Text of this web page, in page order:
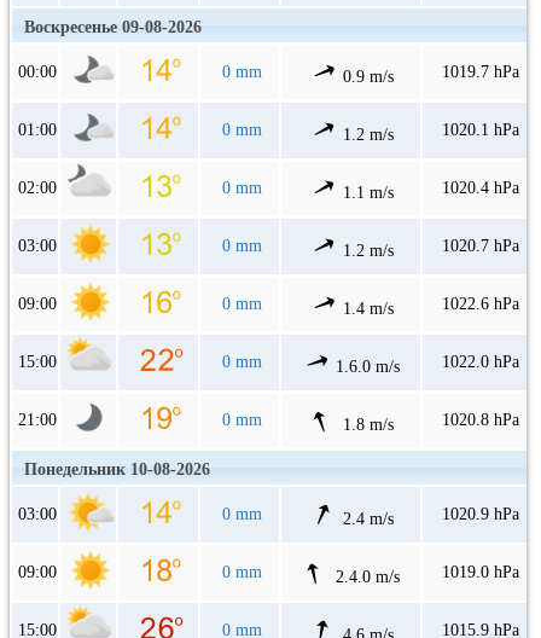
Воскресенье 09-08-2026
00:00 0 mm 0.9 m/s 1019.7 hPa
01:00 0 mm 1.2 m/s 1020.1 hPa
02:00 0 mm 1.1 m/s 1020.4 hPa
03:00 0 mm 1.2 m/s 1020.7 hPa
09:00 0 mm 1.4 m/s 1022.6 hPa
15:00 0 mm 1.6.0 m/s 1022.0 hPa
21:00 0 mm 1.8 m/s 1020.8 hPa
Понедельник 10-08-2026
03:00 0 mm 2.4 m/s 1020.9 hPa
09:00 0 mm 2.4.0 m/s 1019.0 hPa
15:00 0 mm 1015.9 hPa